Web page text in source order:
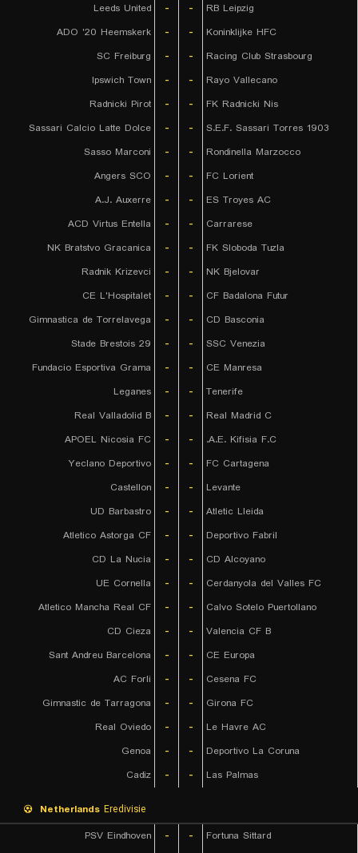
Leeds United
- -
RB Leipzig
ADO '20 Heemskerk
- -
Koninklijke HFC
SC Freiburg
- -
Racing Club Strasbourg
Ipswich Town
- -
Rayo Vallecano
Radnicki Pirot
- -
FK Radnicki Nis
Sassari Calcio Latte Dolce
- -
S.E.F. Sassari Torres 1903
Sasso Marconi
- -
Rondinella Marzocco
Angers SCO
- -
FC Lorient
A.J. Auxerre
- -
ES Troyes AC
ACD Virtus Entella
- -
Carrarese
NK Bratstvo Gracanica
- -
FK Sloboda Tuzla
Radnik Krizevci
- -
NK Bjelovar
CE L'Hospitalet
- -
CF Badalona Futur
Gimnastica de Torrelavega
- -
CD Basconia
Stade Brestois 29
- -
SSC Venezia
Fundacio Esportiva Grama
- -
CE Manresa
Leganes
- -
Tenerife
Real Valladolid B
- -
Real Madrid C
APOEL Nicosia FC
- -
A.E. Kifisia F.C.
Yeclano Deportivo
- -
FC Cartagena
Castellon
- -
Levante
UD Barbastro
- -
Atletic Lleida
Atletico Astorga CF
- -
Deportivo Fabril
CD La Nucia
- -
CD Alcoyano
UE Cornella
- -
Cerdanyola del Valles FC
Atletico Mancha Real CF
- -
Calvo Sotelo Puertollano
CD Cieza
- -
Valencia CF B
Sant Andreu Barcelona
- -
CE Europa
AC Forli
- -
Cesena FC
Gimnastic de Tarragona
- -
Girona FC
Real Oviedo
- -
Le Havre AC
Genoa
- -
Deportivo La Coruna
Cadiz
- - Las Palmas
Netherlands Eredivisie
PSV Eindhoven
- -
Fortuna Sittard